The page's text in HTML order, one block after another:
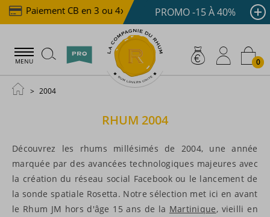
Paiement CB en 3 ou 4x dès 100 € Livraison offerte
PROMO -15 À 40%
MENU 0
2004
RHUM 2004
Découvrez les rhums millésimés de 2004, une année
marquée par des avancées technologiques majeures avec
la création du réseau social Facebook ou le lancement de
la sonde spatiale Rosetta. Notre sélection met ici en avant
le Rhum JM hors d'âge 15 ans de la Martinique, vieilli en